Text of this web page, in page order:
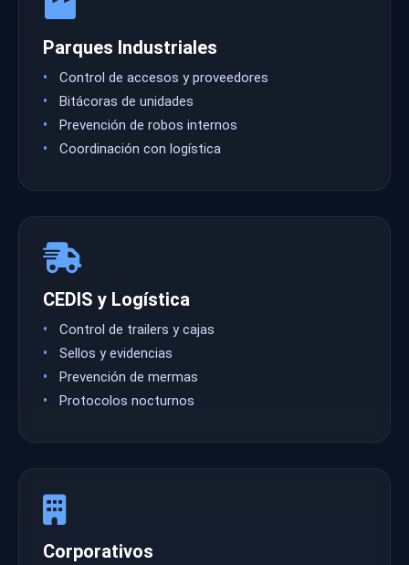
Parques Industriales
Control de accesos y proveedores
Bitácoras de unidades
Prevención de robos internos
Coordinación con logística
CEDIS y Logística
Control de trailers y cajas
Sellos y evidencias
Prevención de mermas
Protocolos nocturnos
Corporativos